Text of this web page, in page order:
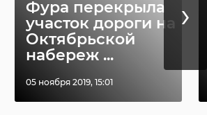
Фура перекрыла
участок дороги на
Октябрьской
набереж ...
05 ноября 2019, 15:01
›